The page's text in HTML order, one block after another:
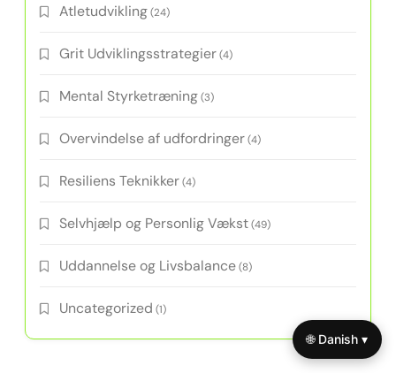
Atletudvikling(24)
Grit Udviklingsstrategier(4)
Mental Styrketræning(3)
Overvindelse af udfordringer(4)
Resiliens Teknikker(4)
Selvhjælp og Personlig Vækst(49)
Uddannelse og Livsbalance(8)
Uncategorized (1)
🌐 Danish ▾